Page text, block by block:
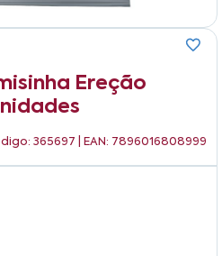
Ereção
365697 | EAN: 7896016808999